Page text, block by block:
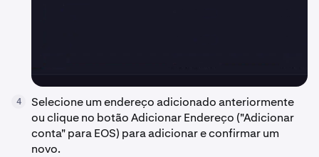
4
Selecione um endereço adicionado anteriormente
ou clique no botão Adicionar Endereço ("Adicionar
conta" para EOS) para adicionar e confirmar um
novo.